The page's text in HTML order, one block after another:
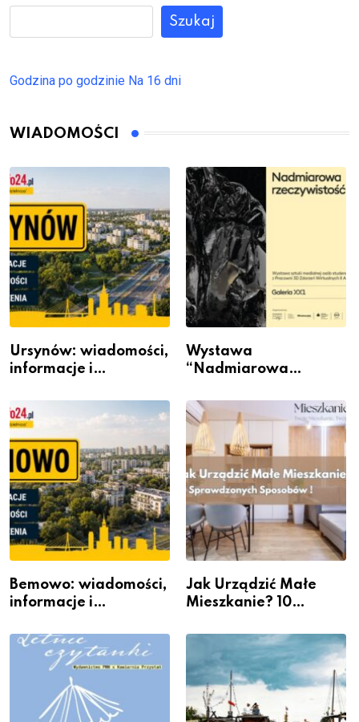
Szukaj
Godzina po godzinie Na 16 dni
WIADOMOŚCI
Ursynów: wiadomości,
informacje i
Wystawa
“Nadmiarowa
Galerii XX1
Bemowo: wiadomości,
informacje i
Jak Urządzić Małe
Mieszkanie? 10
Przestrzeni Bez
Kosztownego Remontu